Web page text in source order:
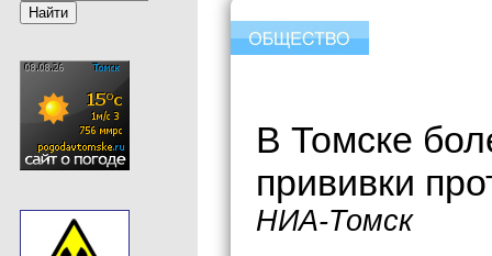
В Томске
прививки
НИА-Томск